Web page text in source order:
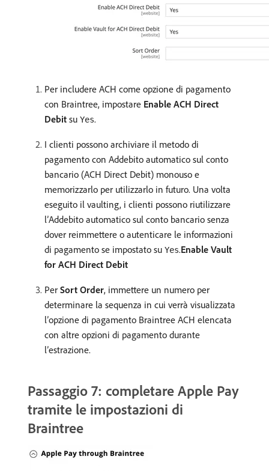
Per includere ACH come opzione di pagamento
con Braintree, impostare Enable ACH Direct
Debit su Yes.
I clienti possono archiviare il metodo di
pagamento con Addebito automatico sul conto
bancario (ACH Direct Debit) monouso e
memorizzarlo per utilizzarlo in futuro. Una volta
eseguito il vaulting, i clienti possono riutilizzare
l’Addebito automatico sul conto bancario senza
dover reimmettere o autenticare le informazioni
di pagamento se impostato su Yes.Enable Vault
for ACH Direct Debit
Per Sort Order, immettere un numero per
determinare la sequenza in cui verrà visualizzata
l’opzione di pagamento Braintree ACH elencata
con altre opzioni di pagamento durante
l’estrazione.
Passaggio 7: completare Apple Pay
tramite le impostazioni di
Braintree